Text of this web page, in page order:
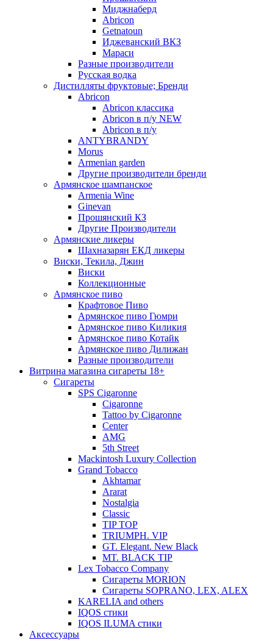
Миджнаберд
Abricon
Getnatoun
Иджеванский ВКЗ
Мараси
Разные производители
Русская водка
Дистилляты фруктовые; Бренди
Abricon
Abricon классика
Abricon в п/у NEW
Abricon в п/у
ANTYBRANDY
Morus
Armenian garden
Другие производители бренди
Армянское шампанское
Armenia Wine
Ginevan
Прошянский КЗ
Другие Производители
Армянские ликеры
Шахназарян ЕКД ликеры
Виски, Текила, Джин
Виски
Коллекционные
Армянское пиво
Крафтовое Пиво
Армянское пиво Гюмри
Армянское пиво Киликия
Армянское пиво Котайк
Армянское пиво Дилижан
Разные производители
Витрина магазина сигареты 18+
Cигареты
SPS Cigaronne
Сigaronne
Tattoo by Cigaronne
Center
AMG
5th Street
Mackintosh Luxury Collection
Grand Tobacco
Akhtamar
Ararat
Nostalgia
Classic
TIP TOP
TRIUMPH. VIP
GT. Elegant. New Black
MT. BLACK TIP
Lex Tobacco Company
Сигареты MORION
Сигареты SOPRANO, LEX, ALEX
KARELIA and others
IQOS стики
IQOS ILUMA стики
Аксессуары